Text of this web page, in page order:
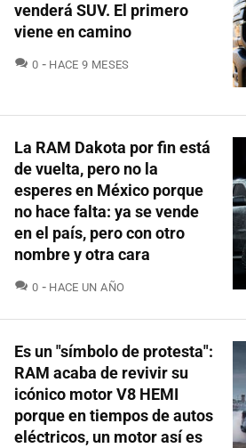
venderá SUV. El primero
viene en camino
0 COMENTARIOS
HACE 9 MESES
La RAM Dakota por fin está
de vuelta, pero no la
esperes en México porque
no hace falta: ya se vende
en el país, pero con otro
nombre y otra cara
0 COMENTARIOS
HACE UN AÑO
Es un "símbolo de protesta":
RAM acaba de revivir su
icónico motor V8 HEMI
porque en tiempos de autos
eléctricos, un motor así es